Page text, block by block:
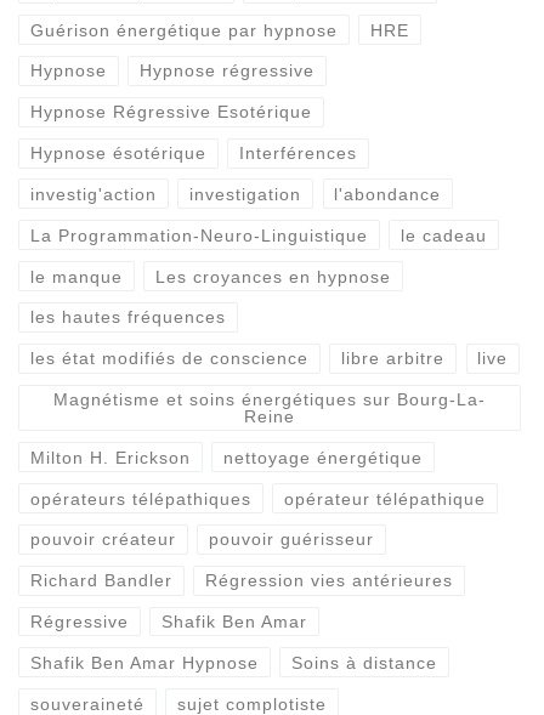
Guérison énergétique par hypnose HRE
Hypnose Hypnose régressive
Hypnose Régressive Esotérique
Hypnose ésotérique Interférences
investig'action investigation l'abondance
La Programmation-Neuro-Linguistique le cadeau
le manque Les croyances en hypnose
les hautes fréquences
les état modifiés de conscience libre arbitre live
Magnétisme et soins énergétiques sur Bourg-La-
Reine
Milton H. Erickson nettoyage énergétique
opérateurs télépathiques opérateur télépathique
pouvoir créateur pouvoir guérisseur
Richard Bandler Régression vies antérieures
Régressive Shafik Ben Amar
Shafik Ben Amar Hypnose Soins à distance
souveraineté sujet complotiste